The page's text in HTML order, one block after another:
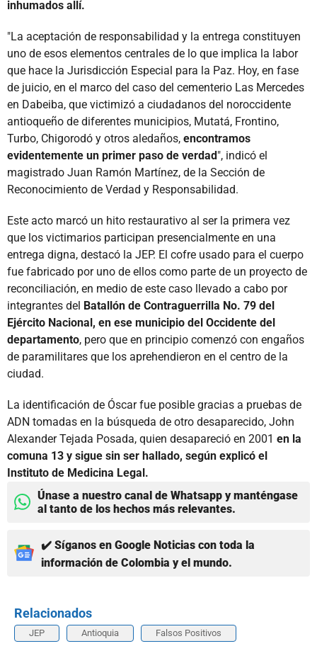
inhumados allí.
"La aceptación de responsabilidad y la entrega constituyen
uno de esos elementos centrales de lo que implica la labor
que hace la Jurisdicción Especial para la Paz. Hoy, en fase
de juicio, en el marco del caso del cementerio Las Mercedes
en Dabeiba, que victimizó a ciudadanos del noroccidente
antioqueño de diferentes municipios, Mutatá, Frontino,
Turbo, Chigorodó y otros aledaños, encontramos
evidentemente un primer paso de verdad", indicó el
magistrado Juan Ramón Martínez, de la Sección de
Reconocimiento de Verdad y Responsabilidad.
Este acto marcó un hito restaurativo al ser la primera vez
que los victimarios participan presencialmente en una
entrega digna, destacó la JEP. El cofre usado para el cuerpo
fue fabricado por uno de ellos como parte de un proyecto de
reconciliación, en medio de este caso llevado a cabo por
integrantes del Batallón de Contraguerrilla No. 79 del
Ejército Nacional, en ese municipio del Occidente del
departamento, pero que en principio comenzó con engaños
de paramilitares que los aprehendieron en el centro de la
ciudad.
La identificación de Óscar fue posible gracias a pruebas de
ADN tomadas en la búsqueda de otro desaparecido, John
Alexander Tejada Posada, quien desapareció en 2001 en la
comuna 13 y sigue sin ser hallado, según explicó el
Instituto de Medicina Legal.
Únase a nuestro canal de Whatsapp y manténgase
al tanto de los hechos más relevantes.
✔️ Síganos en Google Noticias con toda la
información de Colombia y el mundo.
Relacionados
JEP Antioquia Falsos Positivos